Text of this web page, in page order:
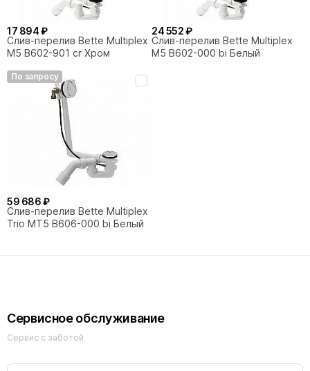
17 894 ₽
Слив-перелив Bette Multiplex
M5 B602-901 cr Хром
24 552 ₽
Слив-перелив Bette Multiplex
M5 B602-000 bi Белый
По запросу
59 686 ₽
Слив-перелив Bette Multiplex
Trio MT5 B606-000 bi Белый
Сервисное обслуживание
Сервис с заботой